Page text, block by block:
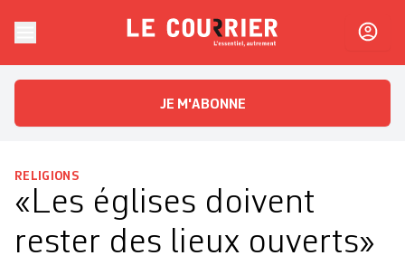
Le CourrierL'essentiel, autrement
JE M'ABONNE
RELIGIONS
«Les églises doivent
rester des lieux ouverts»